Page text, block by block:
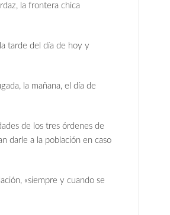
la frontera chica
tarde del día de hoy y
la mañana, el día de
de los tres órdenes de
darle a la población en caso
«siempre y cuando se